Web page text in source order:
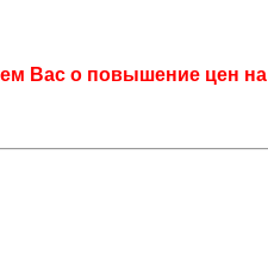
Вас о повышение цен на